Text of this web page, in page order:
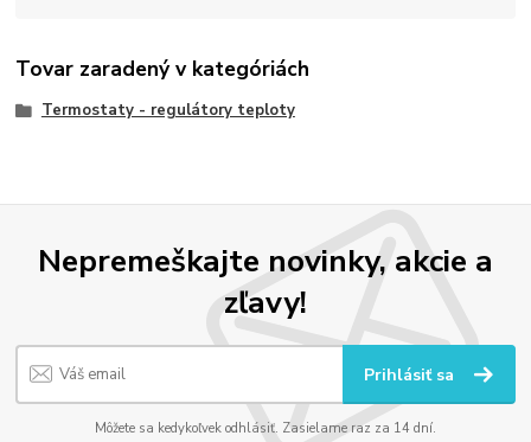
Tovar zaradený v kategóriách
Termostaty - regulátory teploty
Nepremeškajte novinky, akcie a
zľavy!
Prihlásiť sa
Môžete sa kedykoľvek odhlásiť. Zasielame raz za 14 dní.